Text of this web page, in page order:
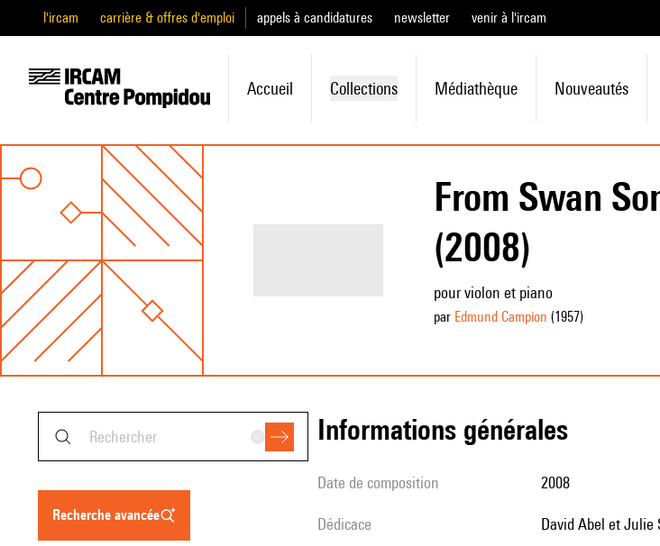
l'ircam carrière & offres d'emploi appels à candidatures newsletter venir à l'ircam
Accueil Collections Médiathèque Nouveautés
From Swan
(2008)
pour violon et piano
par Edmund Campion (1957)
recherche avancée
informations générales
date de composition 2008
Dédicace David Abel et